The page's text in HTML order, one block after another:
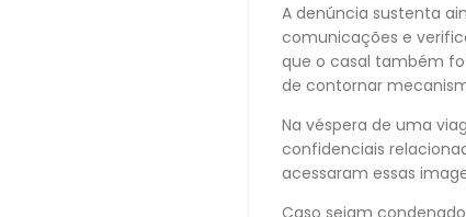
A denúncia sustenta
comunicações e
que o casal também
de contornar
Na véspera de uma
confidenciais
acessaram essas
Caso sejam